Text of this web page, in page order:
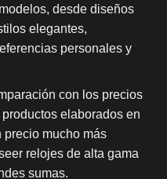
desde diseños
elegantes,
personales y
con los precios
elaborados en
precio mucho más
relojes de alta gama
sumas.